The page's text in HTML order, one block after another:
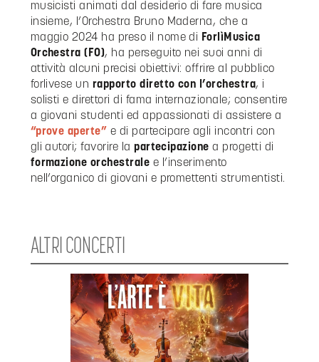
musicisti animati dal desiderio di fare musica
insieme, l’Orchestra Bruno Maderna, che a
maggio 2024 ha preso il nome di ForlìMusica
Orchestra (FO), ha perseguito nei suoi anni di
attività alcuni precisi obiettivi: offrire al pubblico
forlivese un rapporto diretto con l’orchestra, i
solisti e direttori di fama internazionale; consentire
a giovani studenti ed appassionati di assistere a
“prove aperte” e di partecipare agli incontri con
gli autori; favorire lapartecipazione a progetti di
formazione orchestrale e l’inserimento
nell’organico di giovani e promettenti strumentisti.
ALTRI CONCERTI